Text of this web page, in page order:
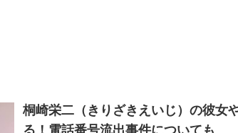
桐崎栄二（きりざきえいじ）の彼女